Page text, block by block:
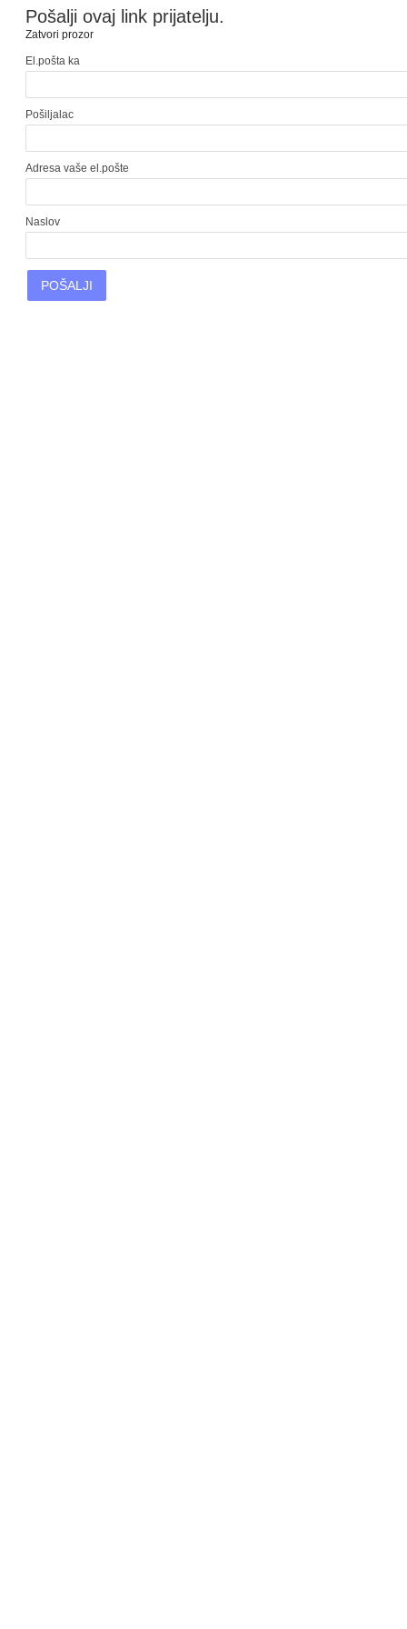
Pošalji ovaj link prijatelju.
Zatvori prozor
El.pošta ka
Pošiljalac
Adresa vaše el.pošte
Naslov
POŠALJI